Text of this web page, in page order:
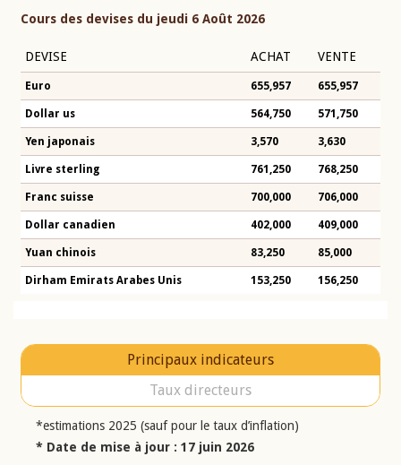
Cours des devises du jeudi 6 Août 2026
DEVISE ACHAT VENTE
Euro 655,957 655,957
Dollar us 564,750 571,750
Yen japonais 3,570 3,630
Livre sterling 761,250 768,250
Franc suisse 700,000 706,000
Dollar canadien 402,000 409,000
Yuan chinois 83,250 85,000
Dirham Emirats Arabes Unis 153,250 156,250
Principaux indicateurs
Taux directeurs
*estimations 2025 (sauf pour le taux d’inflation)
* Date de mise à jour : 17 juin 2026